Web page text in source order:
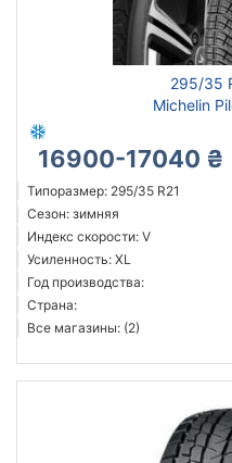
295/35
Michelin
16900-17040 ₴
Типоразмер: 295/35 R21
Сезон: зимняя
Индекс скорости: V
Усиленность: XL
Год производства:
Страна:
Все магазины: (2)